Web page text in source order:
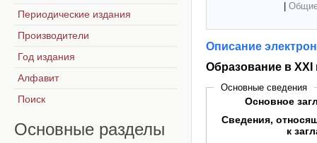
Описание
Образование в XXI
Основные сведения
Основное
Сведения,
к
Периодические издания
Производители
Год издания
Алфавит
Поиск
Основные разделы